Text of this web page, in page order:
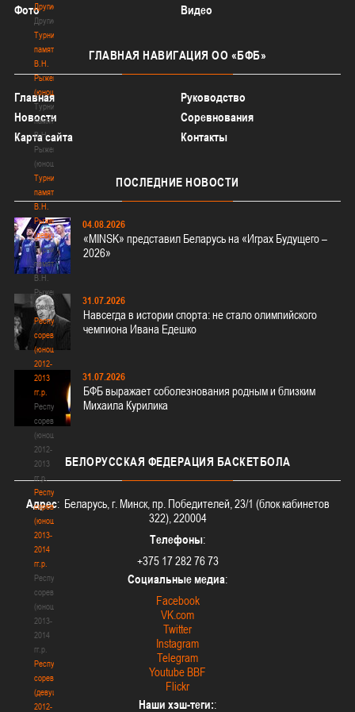
Другие
Другие
Турнир
памяти
В.Н.
Рыженкова
(юноши)
Турнир
памяти
В.Н.
Рыженкова
(юноши)
Турнир
памяти
В.Н.
Рыженкова
(девушки)
Турнир
памяти
В.Н.
Рыженкова
(девушки)
Республиканские
соревнования
(юноши)
2012-
2013
гг.р.
Республиканские
соревнования
(юноши)
2012-
2013
гг.р.
Республиканские
соревнования
(юноши)
2013-
2014
гг.р.
Республиканские
соревнования
(юноши)
2013-
2014
гг.р.
Республиканские
соревнования
(девушки)
2012-
Фото
Видео
ГЛАВНАЯ НАВИГАЦИЯ ОО «БФБ»
Главная
Руководство
Новости
Соревнования
Карта сайта
Контакты
ПОСЛЕДНИЕ НОВОСТИ
04.08.2026
«MINSK» представил Беларусь на «Играх Будущего –
2026»
31.07.2026
Навсегда в истории спорта: не стало олимпийского
чемпиона Ивана Едешко
31.07.2026
БФБ выражает соболезнования родным и близким
Михаила Курилика
БЕЛОРУССКАЯ ФЕДЕРАЦИЯ БАСКЕТБОЛА
Адрес: Беларусь, г. Минск, пр. Победителей, 23/1 (блок кабинетов
322), 220004
Телефоны:
+375 17 282 76 73
Социальные медиа:
Facebook
VK.com
Twitter
Instagram
Telegram
Youtube BBF
Flickr
Наши хэш-теги::